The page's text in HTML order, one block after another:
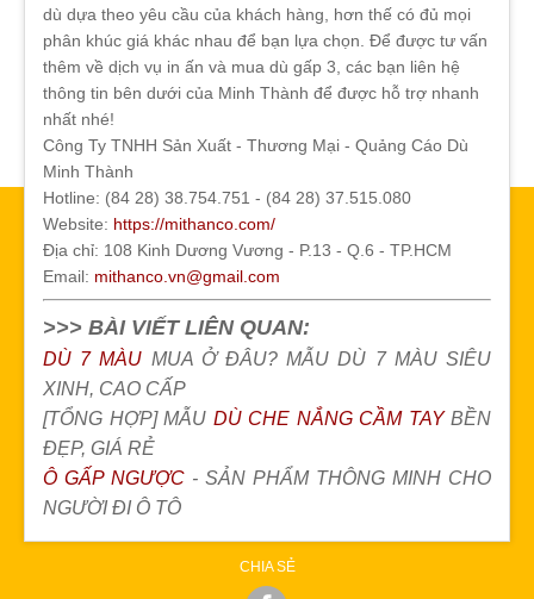
dù dựa theo yêu cầu của khách hàng, hơn thế có đủ mọi
phân khúc giá khác nhau để bạn lựa chọn. Để được tư vấn
thêm về dịch vụ in ấn và mua dù gấp 3, các bạn liên hệ
thông tin bên dưới của Minh Thành để được hỗ trợ nhanh
nhất nhé!
Công Ty TNHH Sản Xuất - Thương Mại - Quảng Cáo Dù
Minh Thành
Hotline: (84 28) 38.754.751 - (84 28) 37.515.080
Website: https://mithanco.com/
Địa chỉ: 108 Kinh Dương Vương - P.13 - Q.6 - TP.HCM
Email: mithanco.vn@gmail.com
>>> BÀI VIẾT LIÊN QUAN:
DÙ 7 MÀU MUA Ở ĐÂU? MẪU DÙ 7 MÀU SIÊU
XINH, CAO CẤP
[TỔNG HỢP] MẪU DÙ CHE NẮNG CẦM TAYBỀN
ĐẸP, GIÁ RẺ
Ô GẤP NGƯỢC - SẢN PHẨM THÔNG MINH CHO
NGƯỜI ĐI Ô TÔ
CHIA SẺ